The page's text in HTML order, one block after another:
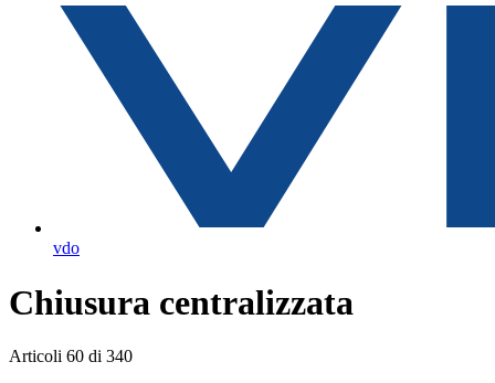
vdo
Chiusura centralizzata
Articoli 60 di 340